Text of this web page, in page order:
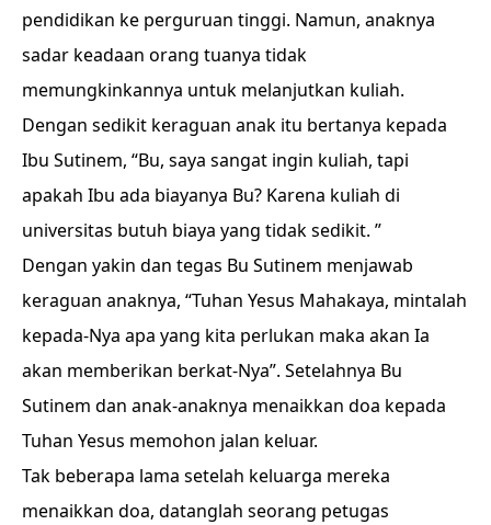
pendidikan ke perguruan tinggi. Namun, anaknya
sadar keadaan orang tuanya tidak
memungkinkannya untuk melanjutkan kuliah.
Dengan sedikit keraguan anak itu bertanya kepada
Ibu Sutinem, “Bu, saya sangat ingin kuliah, tapi
apakah Ibu ada biayanya Bu? Karena kuliah di
universitas butuh biaya yang tidak sedikit. ”
Dengan yakin dan tegas Bu Sutinem menjawab
keraguan anaknya, “Tuhan Yesus Mahakaya, mintalah
kepada-Nya apa yang kita perlukan maka akan Ia
akan memberikan berkat-Nya”. Setelahnya Bu
Sutinem dan anak-anaknya menaikkan doa kepada
Tuhan Yesus memohon jalan keluar.
Tak beberapa lama setelah keluarga mereka
menaikkan doa, datanglah seorang petugas